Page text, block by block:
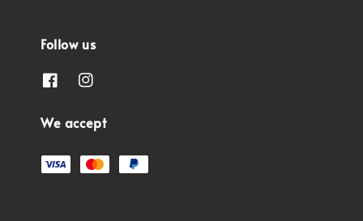
Follow us
We accept